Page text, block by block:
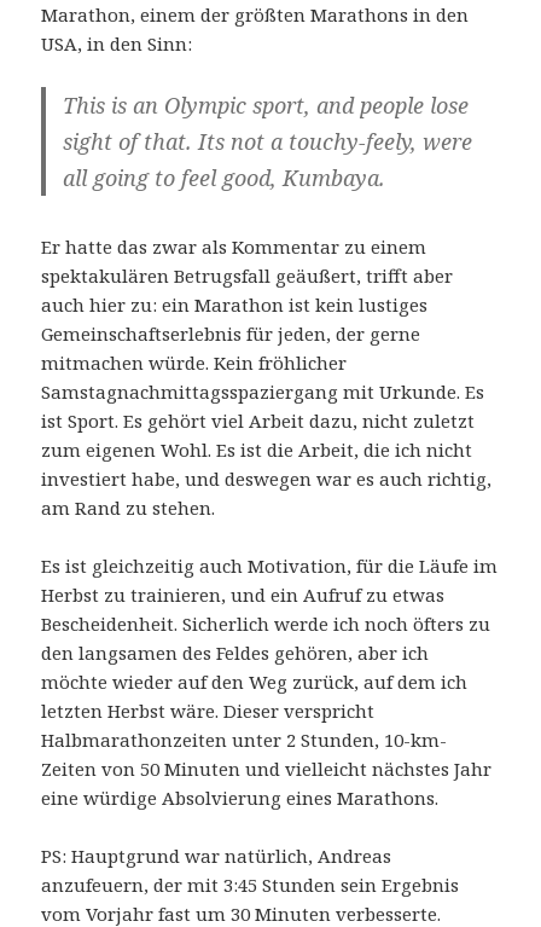
Marathon, einem der größten Marathons in den
USA, in den Sinn:
This is an Olympic sport, and people lose
sight of that. Its not a touchy-feely, were
all going to feel good, Kumbaya.
Er hatte das zwar als Kommentar zu einem
spektakulären Betrugsfall geäußert, trifft aber
auch hier zu: ein Marathon ist kein lustiges
Gemeinschaftserlebnis für jeden, der gerne
mitmachen würde. Kein fröhlicher
Samstagnachmittagsspaziergang mit Urkunde. Es
ist Sport. Es gehört viel Arbeit dazu, nicht zuletzt
zum eigenen Wohl. Es ist die Arbeit, die ich nicht
investiert habe, und deswegen war es auch richtig,
am Rand zu stehen.
Es ist gleichzeitig auch Motivation, für die Läufe im
Herbst zu trainieren, und ein Aufruf zu etwas
Bescheidenheit. Sicherlich werde ich noch öfters zu
den langsamen des Feldes gehören, aber ich
möchte wieder auf den Weg zurück, auf dem ich
letzten Herbst wäre. Dieser verspricht
Halbmarathonzeiten unter 2 Stunden, 10-km-
Zeiten von 50 Minuten und vielleicht nächstes Jahr
eine würdige Absolvierung eines Marathons.
PS: Hauptgrund war natürlich, Andreas
anzufeuern, der mit 3:45 Stunden sein Ergebnis
vom Vorjahr fast um 30 Minuten verbesserte.